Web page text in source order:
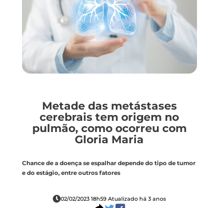
Metade das metástases
cerebrais tem origem no
pulmão, como ocorreu com
Gloria Maria
Chance de a doença se espalhar depende do tipo de tumor
e do estágio, entre outros fatores
02/02/2023 18h59 Atualizado há 3 anos